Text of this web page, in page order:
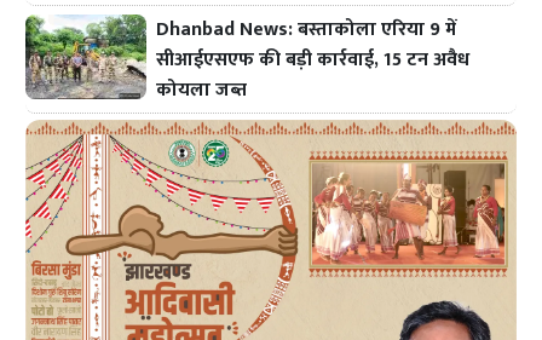
Dhanbad News: बस्ताकोला एरिया 9 में
सीआईएसएफ की बड़ी कार्रवाई, 15 टन अवैध
कोयला जब्त